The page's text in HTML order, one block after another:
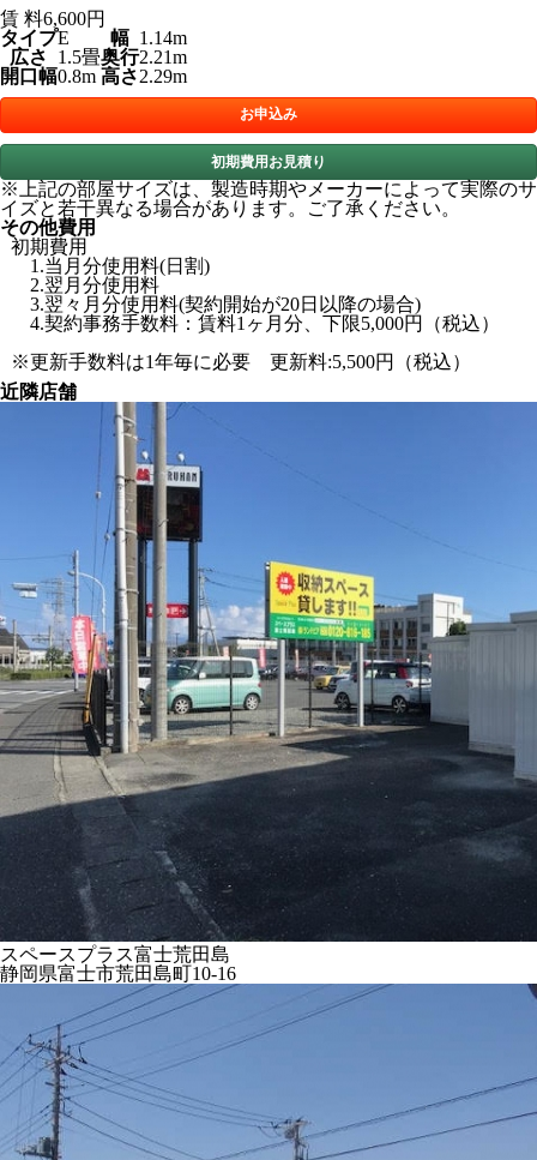
賃 料6,600円
タイプE 幅 1.14m
広さ
1.5畳奥行2.21m
開口幅0.8m 高さ2.29m
お申込み
初期費用お見積り
※上記の部屋サイズは、製造時期やメーカーによって実際のサ
イズと若干異なる場合があります。ご了承ください。
その他費用
初期費用
1.当月分使用料(日割)
2.翌月分使用料
3.翌々月分使用料(契約開始が20日以降の場合)
4.契約事務手数料：賃料1ヶ月分、下限5,000円（税込）
※更新手数料は1年毎に必要 更新料:5,500円（税込）
近隣店舗
スペースプラス富士荒田島
静岡県富士市荒田島町10-16